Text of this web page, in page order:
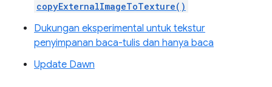
copyExternalImageToTexture()
Dukungan eksperimental untuk tekstur
penyimpanan baca-tulis dan hanya baca
Update Dawn